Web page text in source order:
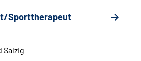
Sporttherapeut
Salzig